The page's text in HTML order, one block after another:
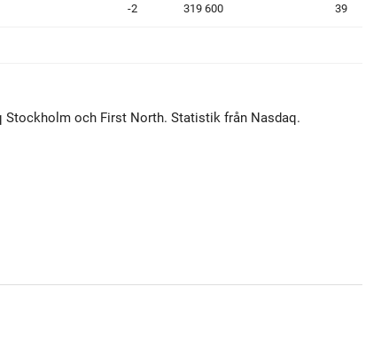
-2 319 600 39
och First North. Statistik från Nasdaq.